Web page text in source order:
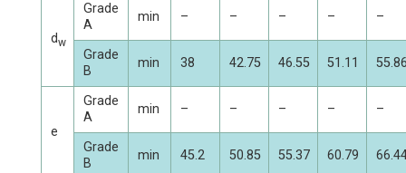
dw
Grade
A
min – – – – –
Grade
B
min 38 42.75 46.55 51.11
e
Grade
A
min – – – – –
Grade
B
min 45.2 50.85 55.37 60.79